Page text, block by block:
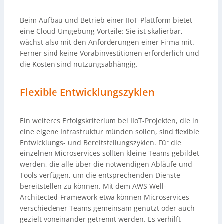
Beim Aufbau und Betrieb einer IIoT-Plattform bietet
eine Cloud-Umgebung Vorteile: Sie ist skalierbar,
wächst also mit den Anforderungen einer Firma mit.
Ferner sind keine Vorabinvestitionen erforderlich und
die Kosten sind nutzungsabhängig.
Flexible Entwicklungszyklen
Ein weiteres Erfolgskriterium bei IIoT-Projekten, die in
eine eigene Infrastruktur münden sollen, sind flexible
Entwicklungs- und Bereitstellungszyklen. Für die
einzelnen Microservices sollten kleine Teams gebildet
werden, die alle über die notwendigen Abläufe und
Tools verfügen, um die entsprechenden Dienste
bereitstellen zu können. Mit dem AWS Well-
Architected-Framework etwa können Microservices
verschiedener Teams gemeinsam genutzt oder auch
gezielt voneinander getrennt werden. Es verhilft